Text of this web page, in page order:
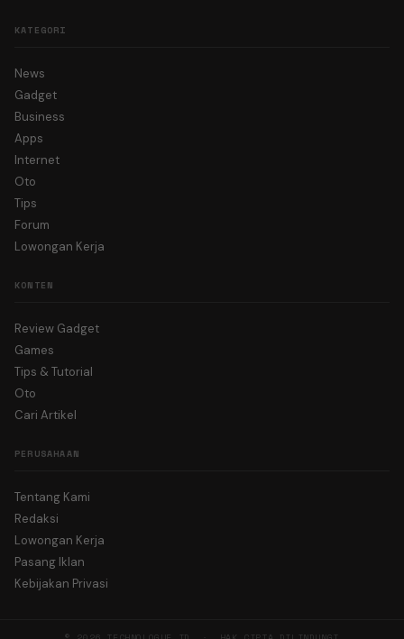
KATEGORI
News
Gadget
Business
Apps
Internet
Oto
Tips
Forum
Lowongan Kerja
KONTEN
Review Gadget
Games
Tips & Tutorial
Oto
Cari Artikel
PERUSAHAAN
Tentang Kami
Redaksi
Lowongan Kerja
Pasang Iklan
Kebijakan Privasi